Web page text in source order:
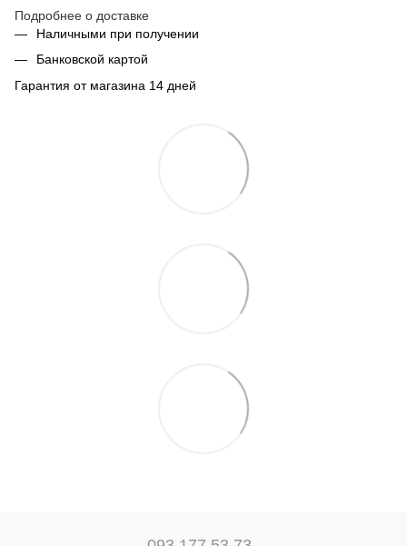
Подробнее о доставке
Наличными при получении
Банковской картой
Гарантия от магазина 14 дней